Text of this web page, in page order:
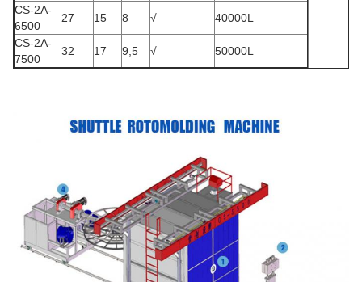
CS-2A-
6500
27 15 8 √
40000L
CS-2A-
7500
32 17 9,5 √ 50000L